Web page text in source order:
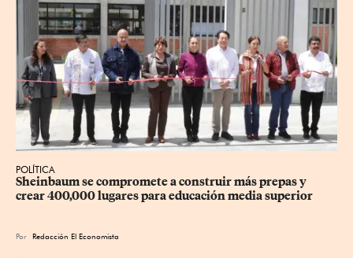
POLÍTICA
Sheinbaum se compromete a construir más prepas y
crear 400,000 lugares para educación media superior
Por Redacción El Economista